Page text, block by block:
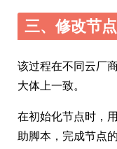
三、修改节
该过程在不同云厂
大体上一致。
在初始化节点时，
助脚本，完成节点